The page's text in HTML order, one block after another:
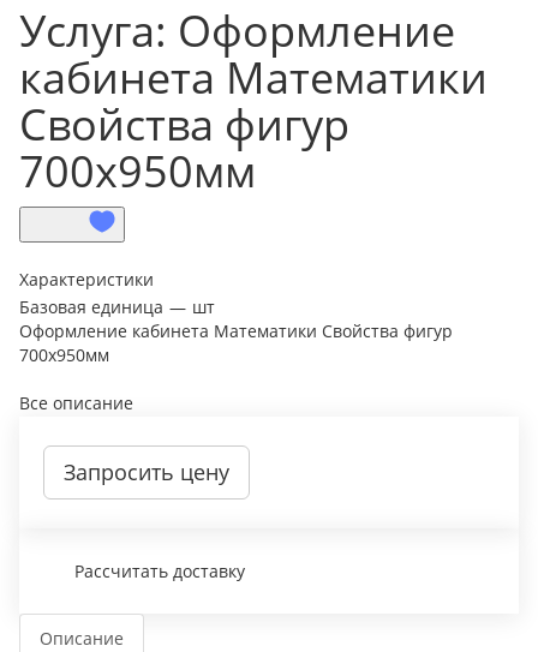
Услуга: Оформление
кабинета Математики
Свойства фигур
700х950мм
Характеристики
Базовая единица — шт
Оформление кабинета Математики Свойства фигур
700х950мм
Все описание
Запросить цену
Рассчитать доставку
Описание